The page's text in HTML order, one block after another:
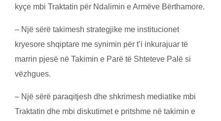
kyçe mbi Traktatin për Ndalimin e Armëve Bërthamore.
– Një sërë takimesh strategjike me institucionet
kryesore shqiptare me synimin për t’i inkurajuar të
marrin pjesë në Takimin e Parë të Shteteve Palë si
vëzhgues.
– Një sërë paraqitjesh dhe shkrimesh mediatike mbi
Traktatin dhe mbi diskutimet e pritshme në takimin e